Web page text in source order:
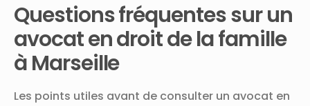
Questions fréquentes sur un
avocat en droit de la famille
à Marseille
Les points utiles avant de consulter un avocat en